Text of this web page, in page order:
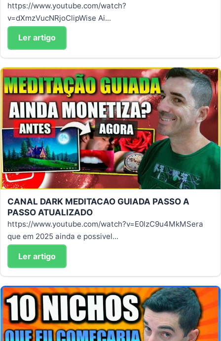
https://www.youtube.com/watch?
v=dXmzVucNRjoClipWise Ai...
Ler artigo
CANAL DARK MEDITACAO GUIADA PASSO A
PASSO ATUALIZADO
https://www.youtube.com/watch?v=E0lzC9u4MkMSera
que em 2025 ainda e possivel...
Ler artigo